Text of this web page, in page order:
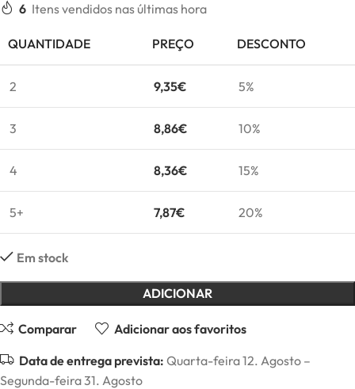
6 Itens vendidos nas últimas hora
QUANTIDADE PREÇO DESCONTO
2 9,35€ 5%
3 8,86€ 10%
4 8,36€ 15%
5+ 7,87€ 20%
Em stock
ADICIONAR
Comparar Adicionar aos favoritos
Data de entrega prevista: Quarta-feira 12. Agosto –
Segunda-feira 31. Agosto